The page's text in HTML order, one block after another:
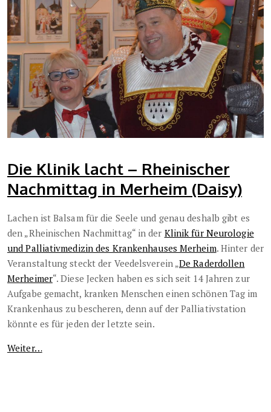
Die Klinik lacht – Rheinischer
Nachmittag in Merheim (Daisy)
Lachen ist Balsam für die Seele und genau deshalb gibt es
den „Rheinischen Nachmittag“ in der Klinik für Neurologie
und Palliativmedizin des Krankenhauses Merheim. Hinter der
Veranstaltung steckt der Veedelsverein „De Raderdollen
Merheimer“. Diese Jecken haben es sich seit 14 Jahren zur
Aufgabe gemacht, kranken Menschen einen schönen Tag im
Krankenhaus zu bescheren, denn auf der Palliativstation
könnte es für jeden der letzte sein.
Weiter…